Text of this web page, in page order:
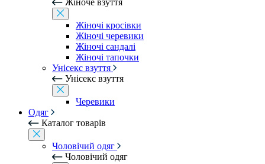
Жіноче взуття
Жіночі кросівки
Жіночі черевики
Жіночі сандалі
Жіночі тапочки
Унісекс взуття
Унісекс взуття
Черевики
Одяг
Каталог товарів
Чоловічий одяг
Чоловічий одяг